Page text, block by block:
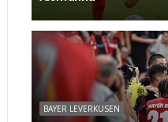
BAYER LEVERKUSEN